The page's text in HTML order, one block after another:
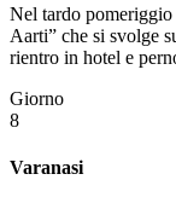
Nel tardo pomeriggio
Aarti” che si svolge
rientro in hotel e
Giorno
8
Varanasi